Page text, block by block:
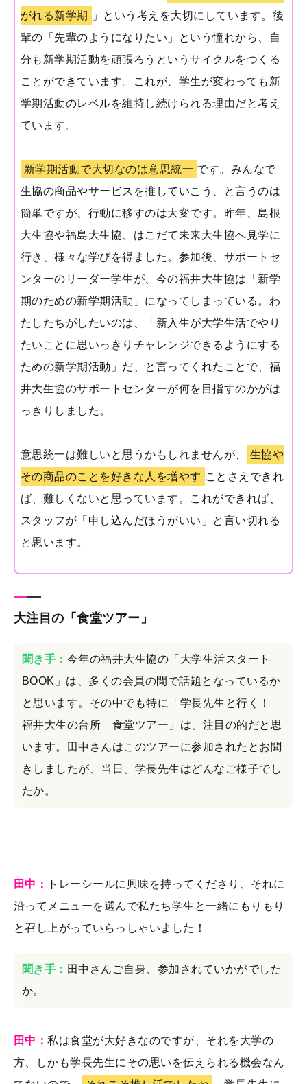
がれる新学期
」という考えを大切にしています。後
輩の「先輩のようになりたい」という憧れから、自
分も新学期活動を頑張ろうというサイクルをつくる
ことができています。これが、学生が変わっても新
学期活動のレベルを維持し続けられる理由だと考え
ています。
新学期活動で大切なのは意思統一 です。みんなで
生協の商品やサービスを推していこう、と言うのは
簡単ですが、行動に移すのは大変です。昨年、島根
大生協や福島大生協、はこだて未来大生協へ見学に
行き、様々な学びを得ました。参加後、サポートセ
ンターのリーダー学生が、今の福井大生協は「新学
期のための新学期活動」になってしまっている。わ
たしたちがしたいのは、「新入生が大学生活でやり
たいことに思いっきりチャレンジできるようにする
ための新学期活動」だ、と言ってくれたことで、福
井大生協のサポートセンターが何を目指すのかがは
っきりしました。
意思統一は難しいと思うかもしれませんが、
生協や
その商品のことを好きな人を増やす ことさえできれ
ば、難しくないと思っています。これができれば、
スタッフが「申し込んだほうがいい」と言い切れる
と思います。
大注目の「食堂ツアー」
聞き手： 今年の福井大生協の「大学生活スタート
BOOK」は、多くの会員の間で話題となっているか
と思います。その中でも特に「学長先生と行く！
福井大生の台所 食堂ツアー」は、注目の的だと思
います。田中さんはこのツアーに参加されたとお聞
きしましたが、当日、学長先生はどんなご様子でし
たか。
田中：
トレーシールに興味を持ってくださり、それに
沿ってメニューを選んで私たち学生と一緒にもりもり
と召し上がっていらっしゃいました！
聞き手： 田中さんご自身、参加されていかがでした
か。
田中：私は食堂が大好きなのですが、それを大学の
方、しかも学長先生にその思いを伝えられる機会なん